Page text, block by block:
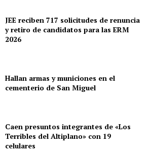
JEE reciben 717 solicitudes de renuncia
y retiro de candidatos para las ERM
2026
Hallan armas y municiones en el
cementerio de San Miguel
Caen presuntos integrantes de «Los
Terribles del Altiplano» con 19
celulares